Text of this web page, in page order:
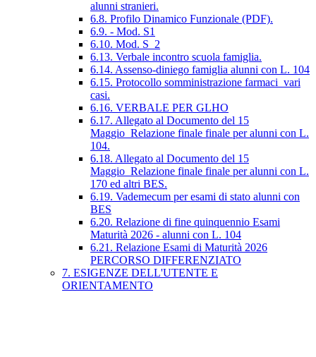
alunni stranieri.
6.8. Profilo Dinamico Funzionale (PDF).
6.9. - Mod. S1
6.10. Mod. S_2
6.13. Verbale incontro scuola famiglia.
6.14. Assenso-diniego famiglia alunni con L. 104
6.15. Protocollo somministrazione farmaci_vari
casi.
6.16. VERBALE PER GLHO
6.17. Allegato al Documento del 15
Maggio_Relazione finale finale per alunni con L.
104.
6.18. Allegato al Documento del 15
Maggio_Relazione finale finale per alunni con L.
170 ed altri BES.
6.19. Vademecum per esami di stato alunni con
BES
6.20. Relazione di fine quinquennio Esami
Maturità 2026 - alunni con L. 104
6.21. Relazione Esami di Maturità 2026
PERCORSO DIFFERENZIATO
7. ESIGENZE DELL'UTENTE E
ORIENTAMENTO